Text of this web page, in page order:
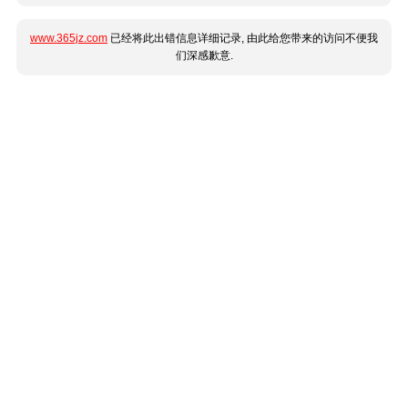
www.365jz.com 已经将此出错信息详细记录, 由此给您带来的访问不便我
们深感歉意.